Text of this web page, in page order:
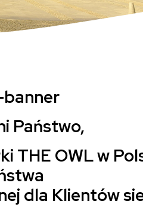
Państwo,
OWL w
dla Klientów